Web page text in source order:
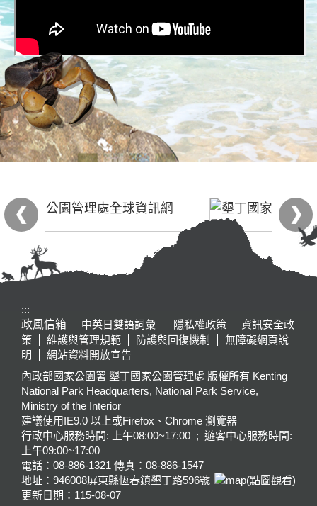
:::
政風信箱
中英日雙語詞彙 隱私權政策
資訊安全政
策
維護與管理規範 防護與回復機制
無障礙網頁說
明
網站資料開放宣告
內政部國家公園署 墾丁國家公園管理處 版權所有 Kenting
National Park Headquarters, National Park Service,
Ministry of the Interior
建議使用IE9.0 以上或Firefox、Chrome 瀏覽器
行政中心服務時間: 上午08:00~17:00 ; 遊客中心服務時間:
上午09:00~17:00
電話：08-886-1321 傳真：08-886-1547
地址：946008屏東縣恆春鎮墾丁路596號
(點圖觀看)
更新日期： 115-08-07